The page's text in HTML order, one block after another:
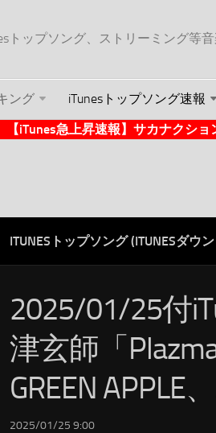
トップソング、ストリーミング等
ング iTunesトップソング速報
【iTunes急上昇速報】サカナクシ
ITUNESトップソング (ITUNESダウ
2025/01/25付
津玄師「
GREEN APPLE
2025/01/25 9:00